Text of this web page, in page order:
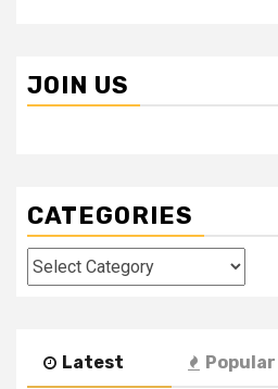
JOIN US
CATEGORIES
Categories
Latest Popular